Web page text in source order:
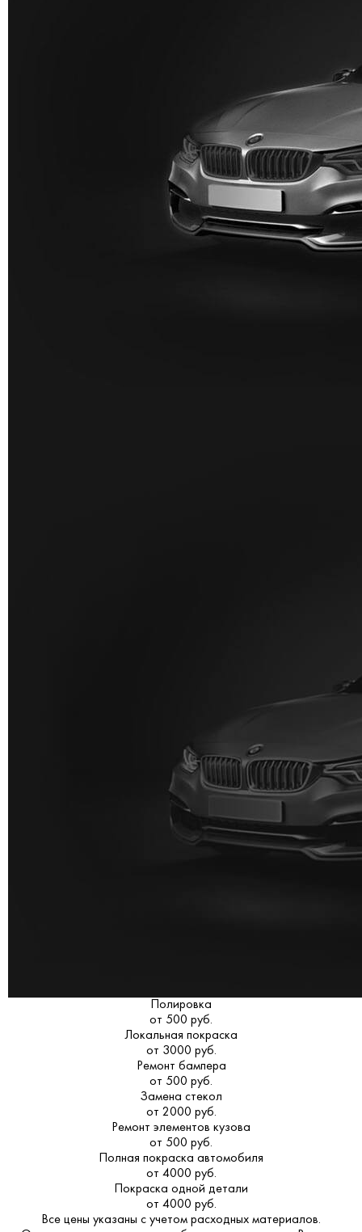
Полировка
от 500 руб.
Локальная покраска
от 3000 руб.
Ремонт бампера
от 500 руб.
Замена стекол
от 2000 руб.
Ремонт элементов кузова
от 500 руб.
Полная покраска автомобиля
от 4000 руб.
Покраска одной детали
от 4000 руб.
Все цены указаны с учетом расходных материалов.